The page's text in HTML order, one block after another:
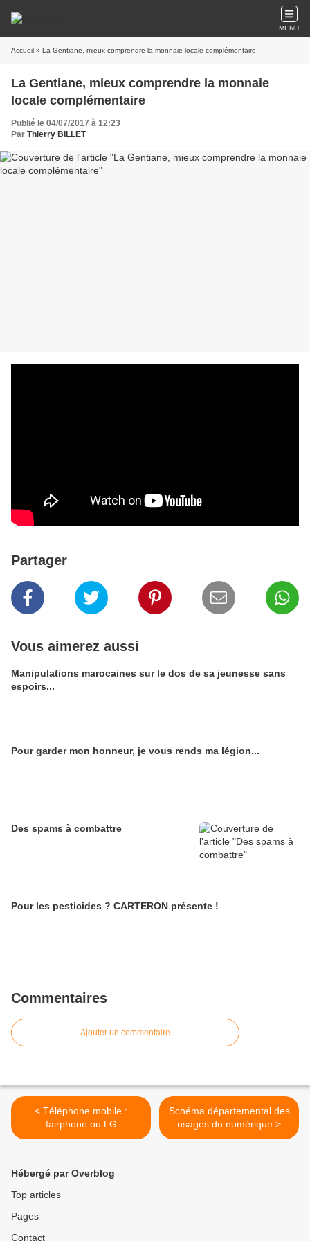
MENU
Accueil » La Gentiane, mieux comprendre la monnaie locale complémentaire
La Gentiane, mieux comprendre la monnaie
locale complémentaire
Publié le 04/07/2017 à 12:23
Par Thierry BILLET
Partager
Vous aimerez aussi
Manipulations marocaines sur le dos de sa jeunesse sans
espoirs...
Pour garder mon honneur, je vous rends ma légion...
Des spams à combattre
Pour les pesticides ? CARTERON présente !
Commentaires
Ajouter un commentaire
< Téléphone mobile :
fairphone ou LG
Schéma départemental des
usages du numérique >
Hébergé par Overblog
Top articles
Pages
Contact